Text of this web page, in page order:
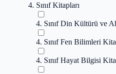
4. Sınıf Kitapları
4. Sınıf Din Kültürü ve
4. Sınıf Fen Bilimleri
4. Sınıf Hayat Bilgisi